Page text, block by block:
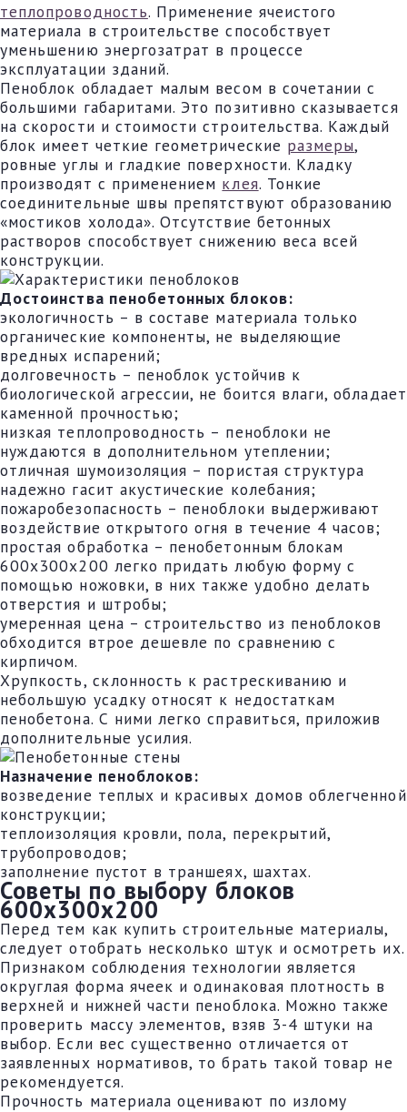
теплопроводность. Применение ячеистого
материала в строительстве способствует
уменьшению энергозатрат в процессе
эксплуатации зданий.
Пеноблок обладает малым весом в сочетании с
большими габаритами. Это позитивно сказывается
на скорости и стоимости строительства. Каждый
блок имеет четкие геометрические размеры,
ровные углы и гладкие поверхности. Кладку
производят с применением клея. Тонкие
соединительные швы препятствуют образованию
«мостиков холода». Отсутствие бетонных
растворов способствует снижению веса всей
конструкции.
Достоинства пенобетонных блоков:
экологичность – в составе материала только
органические компоненты, не выделяющие
вредных испарений;
долговечность – пеноблок устойчив к
биологической агрессии, не боится влаги, обладает
каменной прочностью;
низкая теплопроводность – пеноблоки не
нуждаются в дополнительном утеплении;
отличная шумоизоляция – пористая структура
надежно гасит акустические колебания;
пожаробезопасность – пеноблоки выдерживают
воздействие открытого огня в течение 4 часов;
простая обработка – пенобетонным блокам
600х300х200 легко придать любую форму с
помощью ножовки, в них также удобно делать
отверстия и штробы;
умеренная цена – строительство из пеноблоков
обходится втрое дешевле по сравнению с
кирпичом.
Хрупкость, склонность к растрескиванию и
небольшую усадку относят к недостаткам
пенобетона. С ними легко справиться, приложив
дополнительные усилия.
Назначение пеноблоков:
возведение теплых и красивых домов облегченной
конструкции;
теплоизоляция кровли, пола, перекрытий,
трубопроводов;
заполнение пустот в траншеях, шахтах.
Советы по выбору блоков
600х300х200
Перед тем как купить строительные материалы,
следует отобрать несколько штук и осмотреть их.
Признаком соблюдения технологии является
округлая форма ячеек и одинаковая плотность в
верхней и нижней части пеноблока. Можно также
проверить массу элементов, взяв 3-4 штуки на
выбор. Если вес существенно отличается от
заявленных нормативов, то брать такой товар не
рекомендуется.
Прочность материала оценивают по излому